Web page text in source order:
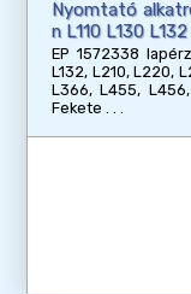
Nyomtató
n L110 L130
EP 1572338
L132, L210, L220,
L366, L455,
Fekete